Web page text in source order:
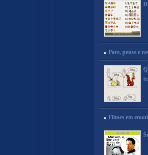
Pare, pense e
Filmes em